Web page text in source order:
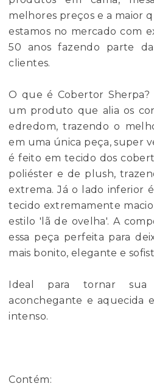
melhores preços e a maior
estamos no mercado com
50 anos fazendo parte
clientes.
O que é Cobertor
um produto que alia os
edredom, trazendo o
em uma única peça, super
é feito em tecido dos
poliéster e de plush,
extrema. Já o lado inferior
tecido extremamente
estilo 'lã de ovelha'. A
essa peça perfeita para
mais bonito, elegante e
Ideal para tornar sua
aconchegante e aquecida
intenso.
Contém: